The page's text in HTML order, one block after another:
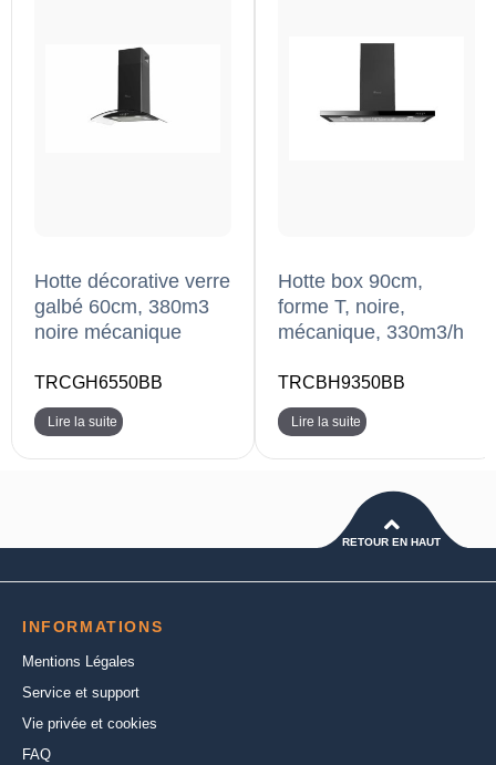
Hotte décorative verre
galbé 60cm, 380m3
noire mécanique
TRCGH6550BB
Lire la suite
Hotte box 90cm,
forme T, noire,
mécanique, 330m3/h
TRCBH9350BB
Lire la suite
RETOUR EN HAUT
INFORMATIONS
Mentions Légales
Service et support
Vie privée et cookies
FAQ